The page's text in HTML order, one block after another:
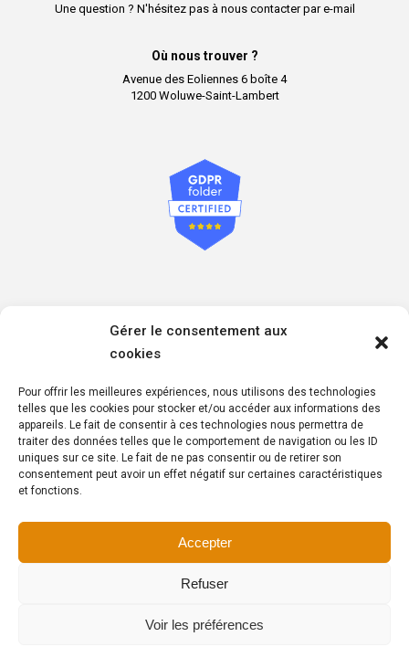
Gérer le consentement aux
cookies
Pour offrir les meilleures expériences, nous utilisons des technologies
telles que les cookies pour stocker et/ou accéder aux informations des
appareils. Le fait de consentir à ces technologies nous permettra de
traiter des données telles que le comportement de navigation ou les ID
uniques sur ce site. Le fait de ne pas consentir ou de retirer son
consentement peut avoir un effet négatif sur certaines caractéristiques
et fonctions.
Accepter
Refuser
Voir les préférences
Une question ? N'hésitez pas à nous contacter par e-mail
Où nous trouver ?
Avenue des Eoliennes 6 boîte 4
1200 Woluwe-Saint-Lambert
confidentialité
Politique de confidentialité
Politique de respect des données à caractère personnel
Copyright © 2025 – Wyr Insurance – Tous droits réservés